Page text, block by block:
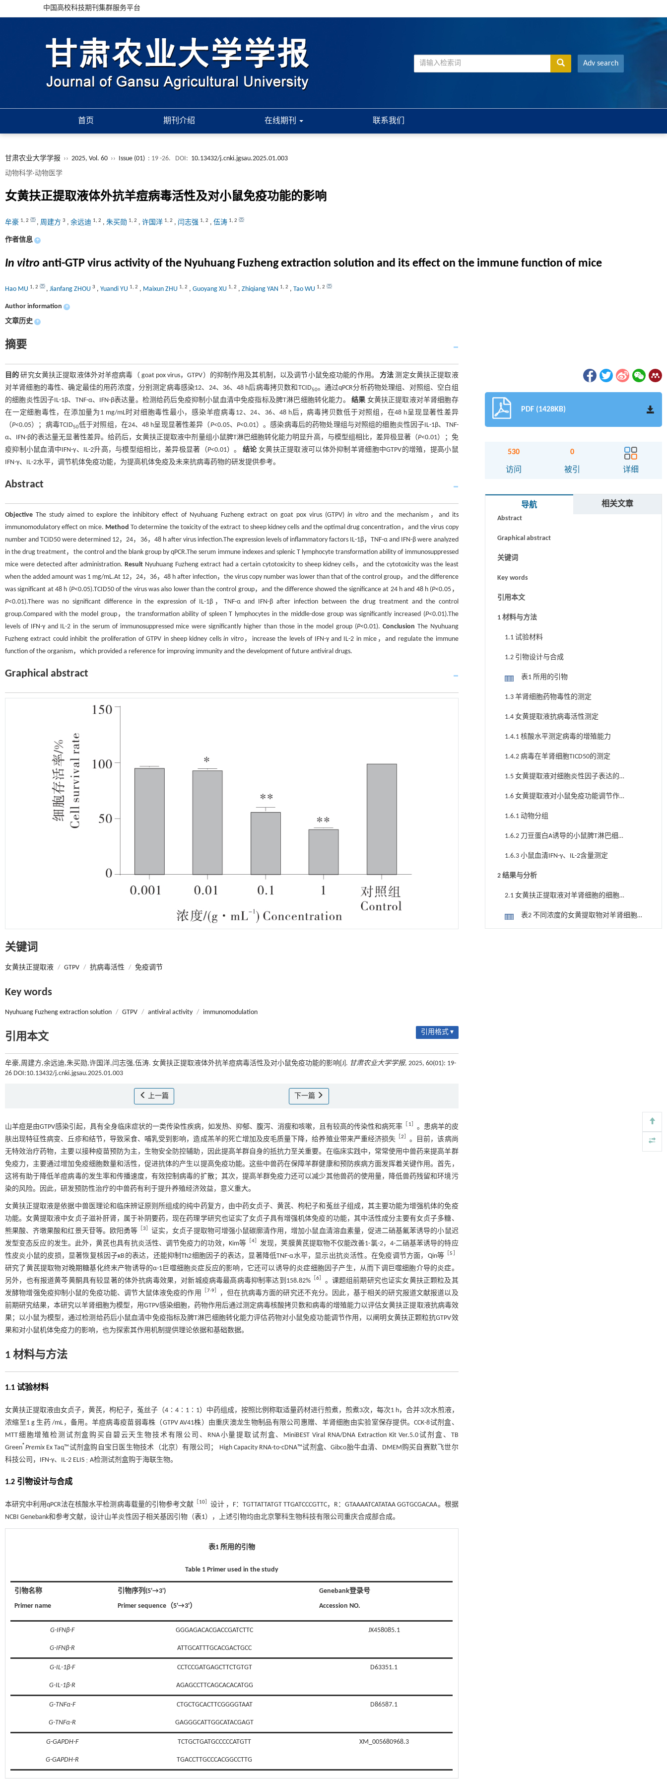
中国高校科技期刊集群服务平台
Adv search
首页 期刊介绍 在线期刊 联系我们
甘肃农业大学学报 ›› 2025, Vol. 60 ›› Issue (01) : 19 -26. DOI: 10.13432/j.cnki.jgsau.2025.01.003
动物科学·动物医学
女黄扶正提取液体外抗羊痘病毒活性及对小鼠免疫功能的影响
牟豪 1, 2 , 周建方 3 , 余远迪 1, 2 , 朱买勋 1, 2 , 许国洋 1, 2 , 闫志强 1, 2 , 伍涛 1, 2
作者信息 +
In vitro anti-GTP virus activity of the Nyuhuang Fuzheng extraction solution and its effect on the immune function of mice
Hao MU 1, 2 , Jianfang ZHOU 3 , Yuandi YU 1, 2 , Maixun ZHU 1, 2 , Guoyang XU 1, 2 , Zhiqiang YAN 1, 2 , Tao WU 1, 2
Author information +
文章历史 +
摘要
目的 研究女黄扶正提取液体外对羊痘病毒（ goat pox virus，GTPV）的抑制作用及其机制，以及调节小鼠免疫功能的作用。方法 测定女黄扶正提取液
对羊肾细胞的毒性、确定最佳的用药浓度，分别测定病毒感染12、24、36、48 h后病毒拷贝数和TCID50。通过qPCR分析药物处理组、对照组、空白组
的细胞炎性因子IL-1β、TNF-α、IFN-β表达量。检测给药后免疫抑制小鼠血清中免疫指标及脾T淋巴细胞转化能力。 结果 女黄扶正提取液对羊肾细胞存
在一定细胞毒性，在添加量为1 mg/mL时对细胞毒性最小，感染羊痘病毒12、24、36、48 h后，病毒拷贝数低于对照组，在48 h呈现显著性差异
（P<0.05）；病毒TCID50低于对照组，在24、48 h呈现显著性差异（P<0.05、 P<0.01）。感染病毒后的药物处理组与对照组的细胞炎性因子IL-1β、TNF-
α、IFN-β的表达量无显著性差异。给药后，女黄扶正提取液中剂量组小鼠脾T淋巴细胞转化能力明显升高，与模型组相比，差异极显著（P<0.01）；免
疫抑制小鼠血清中IFN-γ、IL-2升高，与模型组相比，差异极显著（P<0.01）。结论女黄扶正提取液可以体外抑制羊肾细胞中GTPV的增殖，提高小鼠
IFN-γ、IL-2水平，调节机体免疫功能，为提高机体免疫及未来抗病毒药物的研发提供参考。
Abstract
Objective The study aimed to explore the inhibitory effect of Nyuhuang Fuzheng extract on goat pox virus (GTPV) in vitroand the mechanism，and its
immunomodulatory effect on mice. Method To determine the toxicity of the extract to sheep kidney cells and the optimal drug concentration，and the virus copy
number and TCID50 were determined 12，24，36，48 h after virus infection.The expression levels of inflammatory factors IL-1β，TNF-α and IFN-β were analyzed
in the drug treatment，the control and the blank group by qPCR.The serum immune indexes and splenic T lymphocyte transformation ability of immunosuppressed
mice were detected after administration. ResultNyuhuang Fuzheng extract had a certain cytotoxicity to sheep kidney cells，and the cytotoxicity was the least
when the added amount was 1 mg/mL.At 12，24，36，48 h after infection，the virus copy number was lower than that of the control group，and the difference
was significant at 48 h (P<0.05).TCID50 of the virus was also lower than the control group，and the difference showed the significance at 24 h and 48 h (P<0.05，
P<0.01).There was no significant difference in the expression of IL-1β，TNF-α and IFN-β after infection between the drug treatment and the control
group.Compared with the model group，the transformation ability of spleen T lymphocytes in the middle-dose group was significantly increased (P<0.01).The
levels of IFN-γ and IL-2 in the serum of immunosuppressed mice were significantly higher than those in the model group (P<0.01). Conclusion The Nyuhuang
Fuzheng extract could inhibit the proliferation of GTPV in sheep kidney cellsin vitro，increase the levels of IFN-γ and IL-2 in mice，and regulate the immune
function of the organism，which provided a reference for improving immunity and the development of future antiviral drugs.
Graphical abstract
关键词
女黄扶正提取液 / GTPV / 抗病毒活性 / 免疫调节
Key words
Nyuhuang Fuzheng extraction solution / GTPV / antiviral activity / immunomodulation
引用本文 引用格式 ▾
牟豪,周建方,余远迪,朱买勋,许国洋,闫志强,伍涛. 女黄扶正提取液体外抗羊痘病毒活性及对小鼠免疫功能的影响[J]. 甘肃农业大学学报, 2025, 60(01): 19-
26 DOI:10.13432/j.cnki.jgsau.2025.01.003
上一篇 下一篇
山羊痘是由GTPV感染引起，具有全身临床症状的一类传染性疾病，如发热、抑郁、腹泻、消瘦和咳嗽，且有较高的传染性和病死率 ［ 1］ 。患病羊的皮
肤出现特征性病变、丘疹和结节，导致采食、哺乳受到影响，造成羔羊的死亡增加及皮毛质量下降，给养殖业带来严重经济损失 ［2］ 。目前，该病尚
无特效治疗药物，主要以接种疫苗预防为主，生物安全防控辅助，因此提高羊群自身的抵抗力至关重要。在临床实践中，常常使用中兽药来提高羊群
免疫力，主要通过增加免疫细胞数量和活性，促进抗体的产生以提高免疫功能。这些中兽药在保障羊群健康和预防疾病方面发挥着关键作用。首先，
这将有助于降低羊痘病毒的发生率和传播速度，有效控制病毒的扩散；其次，提高羊群免疫力还可以减少其他兽药的使用量，降低兽药残留和环境污
染的风险。因此，研发预防性治疗的中兽药有利于提升养殖经济效益，意义重大。
女黄扶正提取液是依据中兽医理论和临床辨证原则所组成的纯中药复方，由中药女贞子、黄芪、枸杞子和菟丝子组成，其主要功能为增强机体的免疫
功能。女黄提取液中女贞子滋补肝肾，属于补阴要药，现在药理学研究也证实了女贞子具有增强机体免疫的功能，其中活性成分主要有女贞子多糖、
熊果酸、齐墩果酸和红景天苷等。欧阳勇等 ［3］证实，女贞子提取物可增强小鼠碳廓清作用，增加小鼠血清溶血素量，促进二硝基氟苯诱导的小鼠迟
发型变态反应的发生。此外，黄芪也具有抗炎活性、调节免疫力的功效，Kim等［4］ 发现，荚膜黄芪提取物不仅能改善1-氯-2，4-二硝基苯诱导的特应
性皮炎小鼠的皮损，显著恢复核因子κB的表达，还能抑制Th2细胞因子的表达，显著降低TNF-α水平，显示出抗炎活性。在免疫调节方面，Qin等 ［5］
研究了黄芪提取物对晚期糖基化终末产物诱导的α-1巨噬细胞炎症反应的影响，它还可以诱导的炎症细胞因子产生，从而下调巨噬细胞介导的炎症。
另外，也有报道黄芩黄酮具有较显著的体外抗病毒效果，对新城疫病毒最高病毒抑制率达到158.82% ［6］ 。课题组前期研究也证实女黄扶正颗粒及其
发酵物增强免疫抑制小鼠的免疫功能、调节大鼠体液免疫的作用
［7-9］
，但在抗病毒方面的研究还不充分。因此，基于相关的研究报道文献报道以及
前期研究结果，本研究以羊肾细胞为模型，用GTPV感染细胞，药物作用后通过测定病毒核酸拷贝数和病毒的增殖能力以评估女黄扶正提取液抗病毒效
果；以小鼠为模型，通过检测给药后小鼠血清中免疫指标及脾T淋巴细胞转化能力评估药物对小鼠免疫功能调节作用，以阐明女黄扶正颗粒抗GTPV效
果和对小鼠机体免疫力的影响，也为探索其作用机制提供理论依据和基础数据。
1 材料与方法
1.1 试验材料
女黄扶正提取液由女贞子，黄芪，枸杞子，菟丝子（4∶4∶1∶1）中药组成，按照比例称取适量药材进行煎煮，煎煮3次，每次1 h，合并3次水煎液，
浓缩至1 g 生药 /mL，备用。羊痘病毒疫苗弱毒株（GTPV AV41株）由重庆澳龙生物制品有限公司惠赠、羊肾细胞由实验室保存提供。CCK-8试剂盒、
MTT细胞增殖检测试剂盒购买自碧云天生物技术有限公司、RNA小量提取试剂盒、MiniBEST Viral RNA/DNA Extraction Kit Ver.5.0试剂盒、TB
Green®Premix Ex Taq™试剂盒购自宝日医生物技术（北京）有限公司； High Capacity RNA-to-cDNA™试剂盒、Gibco胎牛血清、DMEM购买自赛默飞世尔
科技公司，IFN-γ、IL-2 ELIS ∶ A检测试剂盒购于海联生物。
1.2 引物设计与合成
本研究中利用qPCR法在核酸水平检测病毒载量的引物参考文献［10］设计 ，F：TGTTATTATGT TTGATCCCGTTC，R：GTAAAATCATATAA GGTGCGACAA。根据
NCBI Genebank和参考文献，设计山羊炎性因子相关基因引物（表1），上述引物均由北京擎科生物科技有限公司重庆合成部合成。
表1 所用的引物
Table 1 Primer used in the study
引物名称
Primer name
引物序列(5'→3')
Primer sequence（5'→3'）
Genebank登录号
Accession NO.
G-IFNβ-F GGGAGACACGACCGATCTTC JX458085.1
G-IFNβ-R ATTGCATTTGCACGACTGCC
G-IL-1β-F CCTCCGATGAGCTTCTGTGT D63351.1
G-IL-1β-R AGAGCCTTCAGCACACATGG
G-TNFα-F CTGCTGCACTTCGGGGTAAT D86587.1
G-TNFα-R GAGGGCATTGGCATACGAGT
G-GAPDH-F TCTGCTGATGCCCCCATGTT XM_005680968.3
G-GAPDH-R TGACCTTGCCCACGGCCTTG
PDF (1428KB)
530
访问
0
被引 详细
导航 相关文章
Abstract
Graphical abstract
关键词
Key words
引用本文
1 材料与方法
1.1 试验材料
1.2 引物设计与合成
表1 所用的引物
1.3 羊肾细胞药物毒性的测定
1.4 女黄提取液抗病毒活性测定
1.4.1 核酸水平测定病毒的增殖能力
1.4.2 病毒在羊肾细胞TICD50的测定
1.5 女黄提取液对细胞炎性因子表达的
1.6 女黄提取液对小鼠免疫功能调节作
1.6.1 动物分组
1.6.2 刀豆蛋白A诱导的小鼠脾T淋巴细胞
转化试验
1.6.3 小鼠血清IFN-γ、IL-2含量测定
2 结果与分析
2.1 女黄扶正提取液对羊肾细胞的细胞
表2 不同浓度的女黄提取物对羊肾细胞
的毒性影响